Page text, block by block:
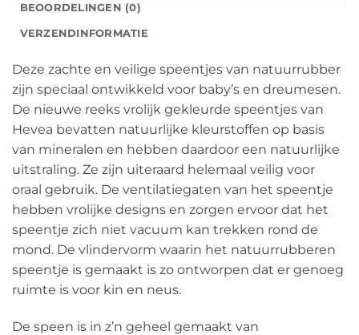
BEOORDELINGEN (0)
VERZENDINFORMATIE
Deze zachte en veilige speentjes van natuurrubber
zijn speciaal ontwikkeld voor baby’s en dreumesen.
De nieuwe reeks vrolijk gekleurde speentjes van
Hevea bevatten natuurlijke kleurstoffen op basis
van mineralen en hebben daardoor een natuurlijke
uitstraling. Ze zijn uiteraard helemaal veilig voor
oraal gebruik. De ventilatiegaten van het speentje
hebben vrolijke designs en zorgen ervoor dat het
speentje zich niet vacuum kan trekken rond de
mond. De vlindervorm waarin het natuurrubberen
speentje is gemaakt is zo ontworpen dat er genoeg
ruimte is voor kin en neus.
De speen is in z’n geheel gemaakt van